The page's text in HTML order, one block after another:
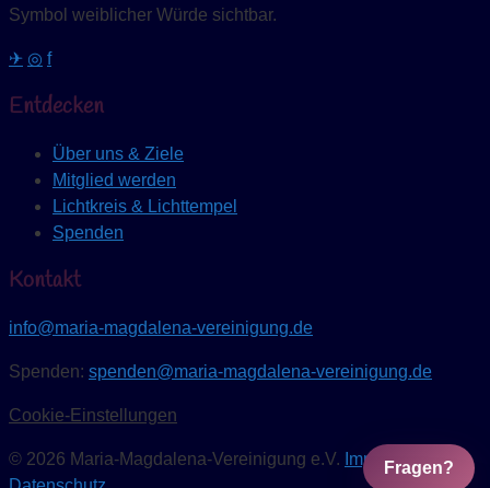
Symbol weiblicher Würde sichtbar.
✈ ◎ f
Entdecken
Über uns & Ziele
Mitglied werden
Lichtkreis & Lichttempel
Spenden
Kontakt
info@maria-magdalena-vereinigung.de
Spenden: spenden@maria-magdalena-vereinigung.de
Cookie-Einstellungen
© 2026 Maria-Magdalena-Vereinigung e.V. Impressum
Fragen?